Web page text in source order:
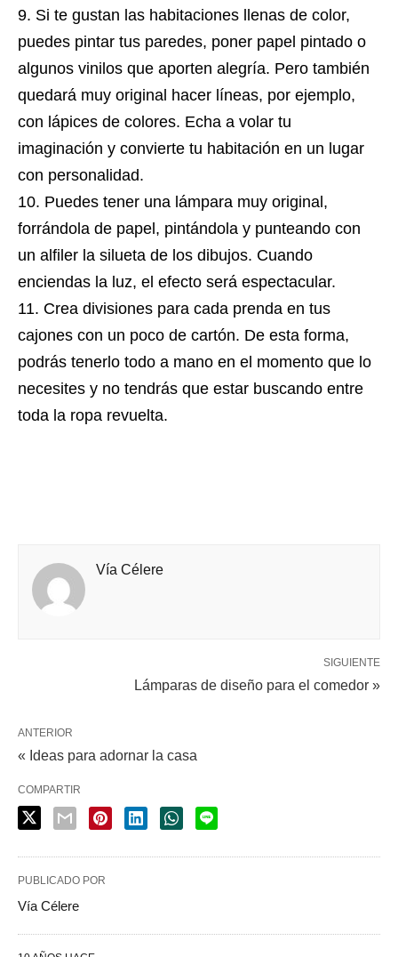
Si te gustan las habitaciones llenas de color,
puedes pintar tus paredes, poner papel pintado o
algunos vinilos que aporten alegría. Pero también
quedará muy original hacer líneas, por ejemplo,
con lápices de colores. Echa a volar tu
imaginación y convierte tu habitación en un lugar
con personalidad.
Puedes tener una lámpara muy original,
forrándola de papel, pintándola y punteando con
un alfiler la silueta de los dibujos. Cuando
enciendas la luz, el efecto será espectacular.
Crea divisiones para cada prenda en tus
cajones con un poco de cartón. De esta forma,
podrás tenerlo todo a mano en el momento que lo
necesites y no tendrás que estar buscando entre
toda la ropa revuelta.
Vía Célere
SIGUIENTE
Lámparas de diseño para el comedor »
ANTERIOR
« Ideas para adornar la casa
COMPARTIR
PUBLICADO POR
Vía Célere